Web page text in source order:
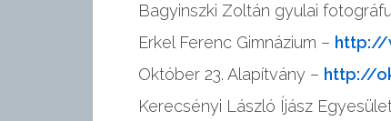
Bagyinszki Zoltán gyulai
Erkel Ferenc Gimnázium – http://
Október 23. Alapítvány – http://
Kerecsényi László Íjász